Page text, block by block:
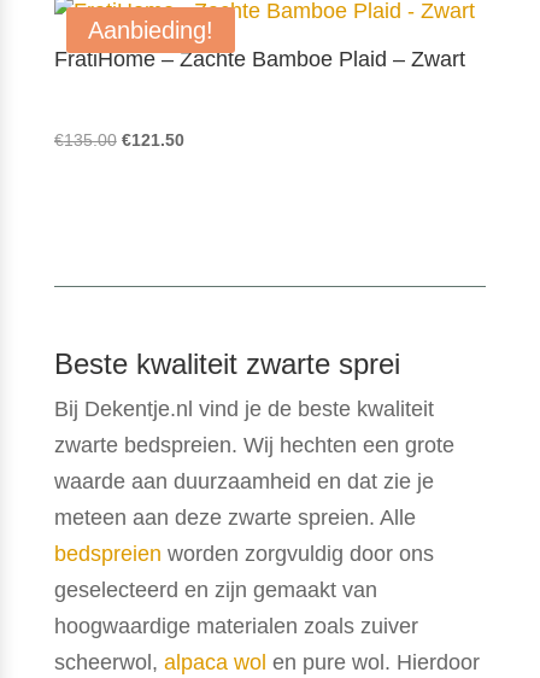
was:
€229.00.
is:
€206.10.
Aanbieding!
FratiHome – Zachte Bamboe Plaid – Zwart
€135.00 Oorspronkelijke
€121.50Huidige
Beste kwaliteit zwarte sprei
Bij Dekentje.nl vind je de beste kwaliteit
zwarte bedspreien. Wij hechten een grote
waarde aan duurzaamheid en dat zie je
meteen aan deze zwarte spreien. Alle
bedspreien worden zorgvuldig door ons
geselecteerd en zijn gemaakt van
hoogwaardige materialen zoals zuiver
scheerwol, alpaca wol en pure wol. Hierdoor